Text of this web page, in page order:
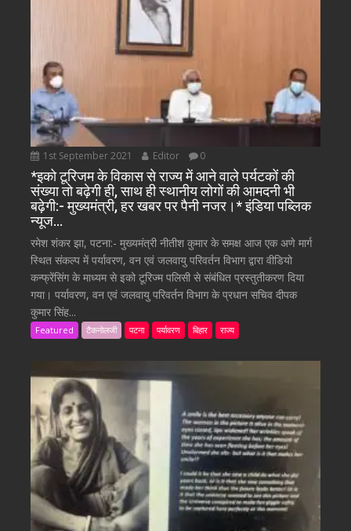
1st September 2021 Editor 0
*इको टूरिजम के विकास से राज्य में आने वाले पर्यटकों की
संख्या तो बढ़ेगी ही, साथ ही स्थानीय लोगों की आमदनी भी
बढ़ेगी:- मुख्यमंत्री, हर खबर पर पैनी नजर।* इंडिया पब्लिक
न्यूज…
रमेश शंकर झा, पटना:- मुख्यमंत्री नीतीश कुमार के समक्ष आज एक अणे मार्ग
स्थित संकल्प में पर्यावरण, वन एवं जलवायु परिवर्तन विभाग द्वारा वीडियो
कन्फ्रेंसिंग के माध्यम से इको टूरिज्म पलिसी से संबंधित प्रस्तुतीकरण दिया
गया। पर्यावरण, वन एवं जलवायु परिवर्तन विभाग के प्रधान सचिव दीपक
कुमार सिंह...
Featured टैकनोलजी पटना पर्यावरण बिहार राज्य